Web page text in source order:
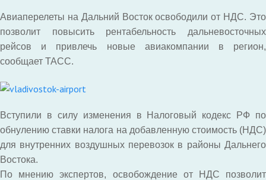
Авиаперелеты на Дальний Восток освободили от НДС. Это
позволит повысить рентабельность дальневосточных
рейсов и привлечь новые авиакомпании в регион,
сообщает ТАСС.
Вступили в силу изменения в Налоговый кодекс РФ по
обнулению ставки налога на добавленную стоимость (НДС)
для внутренних воздушных перевозок в районы Дальнего
Востока.
По мнению экспертов, освобождение от НДС позволит